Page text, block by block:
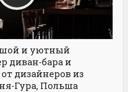
и уютный
диван-бара и
дизайнеров из
Гура, Польша